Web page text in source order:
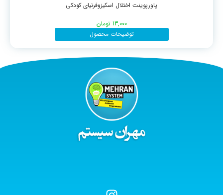
پاورپوینت اختلال اسکیزوفرنیای کودکی
13,000 تومان
توضیحات محصول